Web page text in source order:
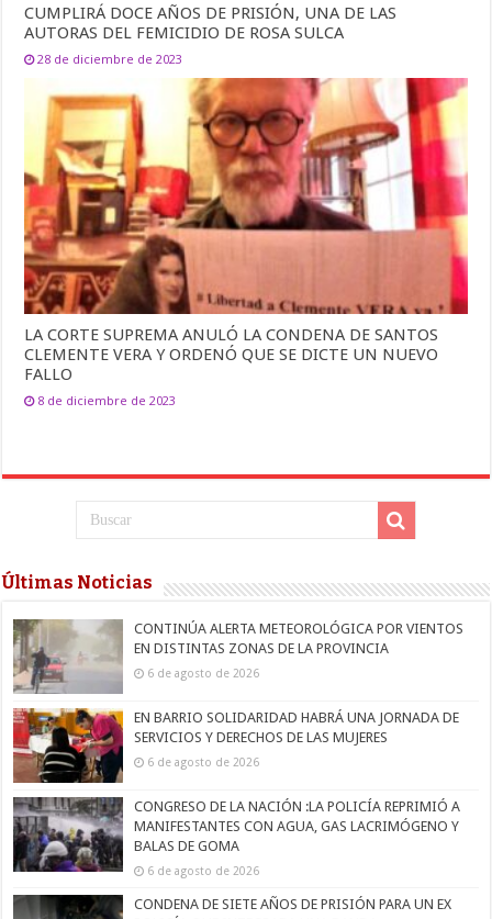
CUMPLIRÁ DOCE AÑOS DE PRISIÓN, UNA DE LAS
AUTORAS DEL FEMICIDIO DE ROSA SULCA
28 de diciembre de 2023
LA CORTE SUPREMA ANULÓ LA CONDENA DE SANTOS
CLEMENTE VERA Y ORDENÓ QUE SE DICTE UN NUEVO
FALLO
8 de diciembre de 2023
Últimas Noticias
CONTINÚA ALERTA METEOROLÓGICA POR VIENTOS
EN DISTINTAS ZONAS DE LA PROVINCIA
6 de agosto de 2026
EN BARRIO SOLIDARIDAD HABRÁ UNA JORNADA DE
SERVICIOS Y DERECHOS DE LAS MUJERES
6 de agosto de 2026
CONGRESO DE LA NACIÓN :LA POLICÍA REPRIMIÓ A
MANIFESTANTES CON AGUA, GAS LACRIMÓGENO Y
BALAS DE GOMA
6 de agosto de 2026
CONDENA DE SIETE AÑOS DE PRISIÓN PARA UN EX